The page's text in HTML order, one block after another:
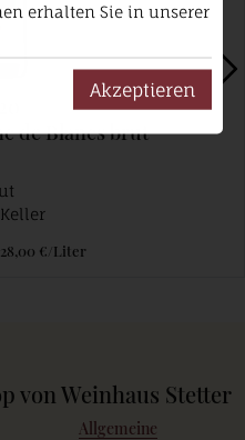
de Blancs brut
28,00 €/Liter
von Weinhaus Stetter
Allgemeine
erhalten Sie in unserer
Akzeptieren